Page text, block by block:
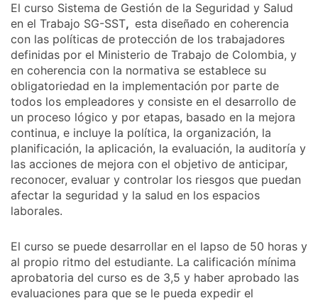
El curso Sistema de Gestión de la Seguridad y Salud
en el Trabajo SG-SST, esta diseñado en coherencia
con las políticas de protección de los trabajadores
definidas por el Ministerio de Trabajo de Colombia, y
en coherencia con la normativa se establece su
obligatoriedad en la implementación por parte de
todos los empleadores y consiste en el desarrollo de
un proceso lógico y por etapas, basado en la mejora
continua, e incluye la política, la organización, la
planificación, la aplicación, la evaluación, la auditoría y
las acciones de mejora con el objetivo de anticipar,
reconocer, evaluar y controlar los riesgos que puedan
afectar la seguridad y la salud en los espacios
laborales.
El curso se puede desarrollar en el lapso de 50 horas y
al propio ritmo del estudiante. La calificación mínima
aprobatoria del curso es de 3,5 y haber aprobado las
evaluaciones para que se le pueda expedir el